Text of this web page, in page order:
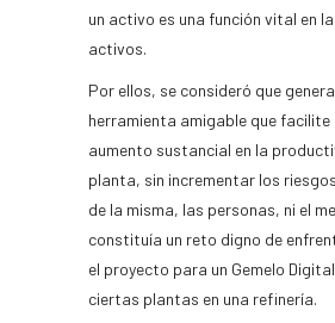
un activo es una función vital en
activos.
Por ellos, se consideró que
herramienta amigable que facilite
aumento sustancial en la
planta, sin incrementar los
de la misma, las personas, ni el
constituía un reto digno de
el proyecto para un Gemelo
ciertas plantas en una refinería.